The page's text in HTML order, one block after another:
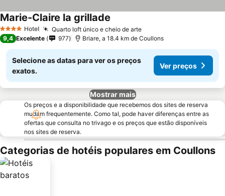
4 EstrelasHotel Quarto loft único e cheio de arte
Marie-Claire la grillade
9,4 Excelente 977 Briare, a 18.4 km de Coullons
Selecione as datas para ver os preços
exatos.
Ver preços
Mostrar mais
Os preços e a disponibilidade que recebemos dos sites de reserva
mudam frequentemente. Como tal, pode haver diferenças entre as
ofertas que consulta no trivago e os preços que estão disponíveis
nos sites de reserva.
Categorias de hotéis populares em Coullons